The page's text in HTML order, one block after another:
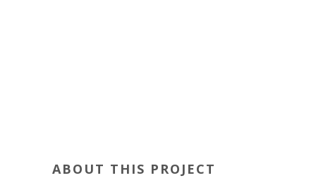
ABOUT THIS PROJECT